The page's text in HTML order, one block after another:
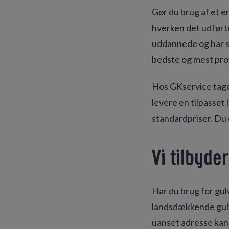
Gør du brug af et
hverken det
uddannede og har
bedste og mest
Hos GKservice
levere en tilpasset
standardpriser.
Vi
Har du brug for
landsdækkende
uanset adresse